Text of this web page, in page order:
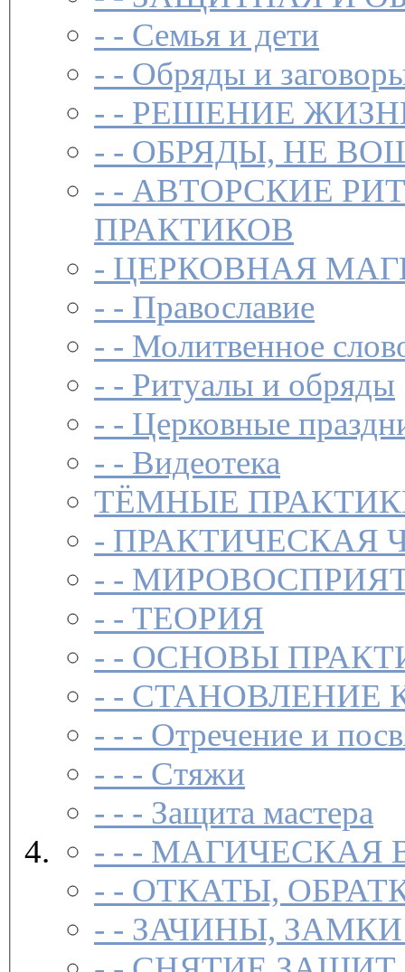
- - Семья и дети
- - Обряды и
- - РЕШЕНИЕ
- - ОБРЯДЫ, НЕ
- - АВТОРСКИЕ
ПРАКТИКОВ
- ЦЕРКОВНАЯ
- - Православие
- - Молитвенное
- - Ритуалы и обряды
- - Церковные
- - Видеотека
ТЁМНЫЕ
- ПРАКТИЧЕСКАЯ
- -
- - ТЕОРИЯ
- - ОСНОВЫ
- - СТАНОВЛЕНИЕ
- - - Отречение и
- - - Стяжи
- - - Защита мастера
- - - МАГИЧЕСКАЯ
- - ОТКАТЫ,
- - ЗАЧИНЫ,